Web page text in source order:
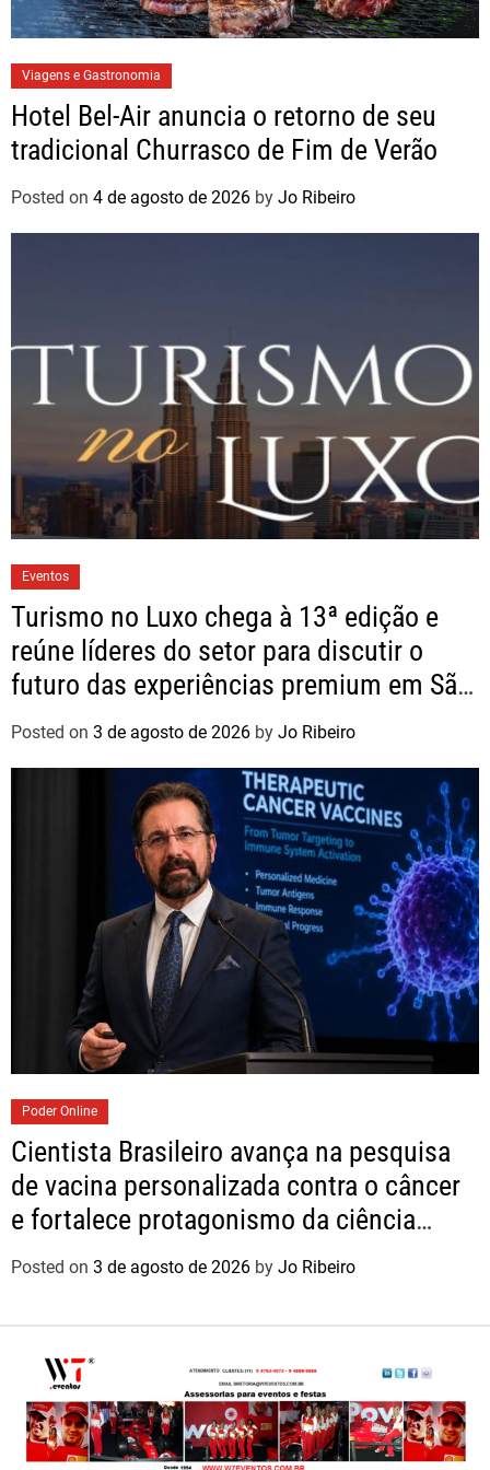
Viagens e Gastronomia
Hotel Bel-Air anuncia o retorno de seu
tradicional Churrasco de Fim de Verão
Posted on 4 de agosto de 2026 by Jo Ribeiro
Eventos
Turismo no Luxo chega à 13ª edição e
reúne líderes do setor para discutir o
futuro das experiências premium em São
Paulo
Posted on 3 de agosto de 2026 by Jo Ribeiro
Poder Online
Cientista Brasileiro avança na pesquisa
de vacina personalizada contra o câncer
e fortalece protagonismo da ciência
nacional
Posted on 3 de agosto de 2026 by Jo Ribeiro